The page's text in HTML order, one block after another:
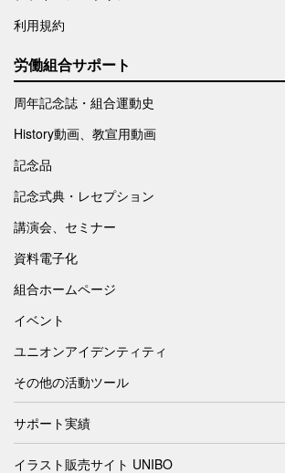
利用規約
労働組合サポート
周年記念誌・組合運動史
History動画、教宣用動画
記念品
記念式典・レセプション
講演会、セミナー
資料電子化
組合ホームページ
イベント
ユニオンアイデンティティ
その他の活動ツール
サポート実績
イラスト販売サイト UNIBO